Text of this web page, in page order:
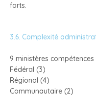
forts.
3.6. Complexité
9 ministères compétences
Fédéral (3)
Régional (4)
Communautaire (2)